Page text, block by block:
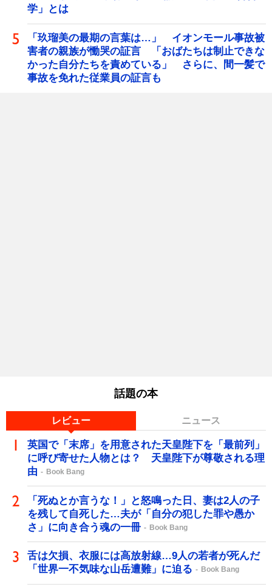
学」とは
「玖瑠美の最期の言葉は…」 イオンモール事故被
害者の親族が慟哭の証言 「おばたちは制止できな
かった自分たちを責めている」 さらに、間一髪で
事故を免れた従業員の証言も
話題の本
レビュー ニュース
英国で「末席」を用意された天皇陛下を「最前列」
に呼び寄せた人物とは？ 天皇陛下が尊敬される理
由
Book Bang
「死ぬとか言うな！」と怒鳴った日、妻は2人の子
を残して自死した…夫が「自分の犯した罪や愚か
さ」に向き合う魂の一冊
Book Bang
舌は欠損、衣服には高放射線…9人の若者が死んだ
「世界一不気味な山岳遭難」に迫る
Book Bang